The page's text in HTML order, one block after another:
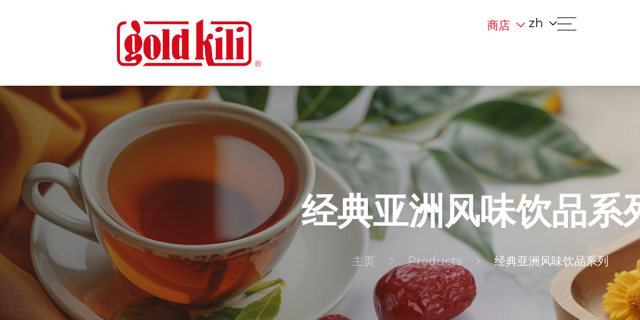
商店 zh
经典亚洲风味饮品系
主页 Products 经典亚洲风味饮品系列